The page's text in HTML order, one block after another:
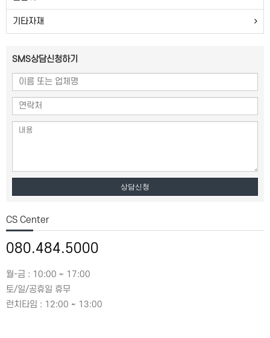
기타자재
SMS상담신청하기
상담신청
CS Center
080.484.5000
월-금 : 10:00 ~ 17:00
토/일/공휴일 휴무
런치타임 : 12:00 ~ 13:00